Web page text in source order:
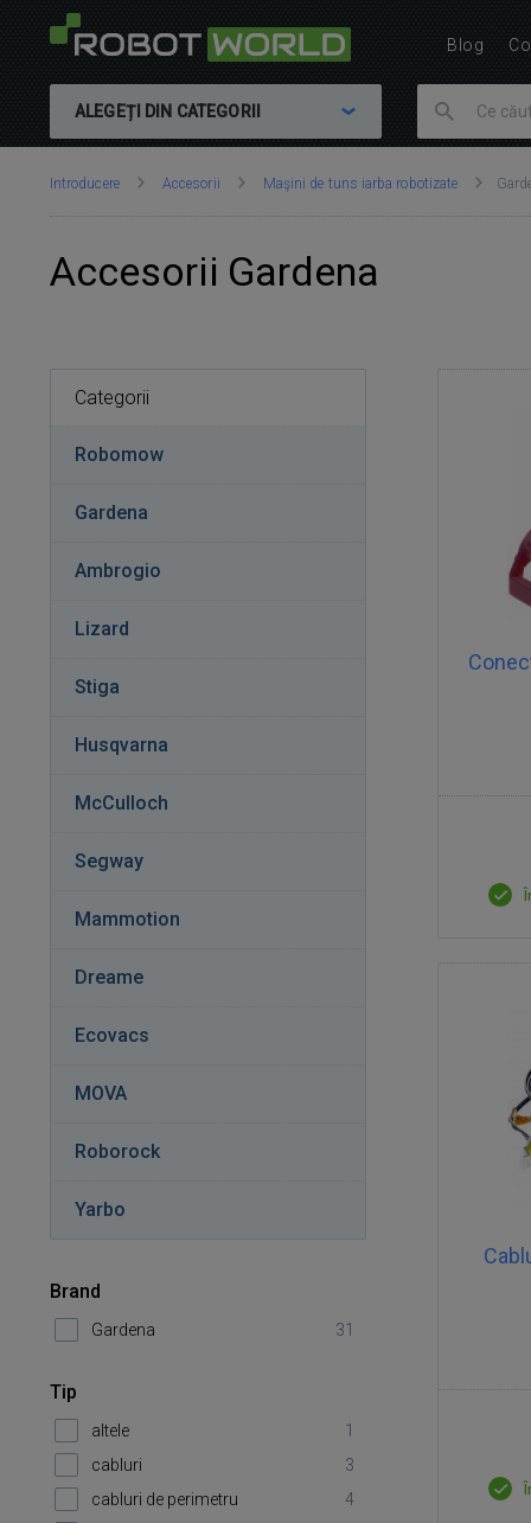
ALEGEȚI DIN CATEGORII
Vă
Introducere Accesorii Maşini de tuns iarba robotizate
Accesorii Gardena
Categorii
Robomow
Gardena
Ambrogio
Lizard
Stiga
Husqvarna
McCulloch
Segway
Mammotion
Dreame
Ecovacs
MOVA
Roborock
Yarbo
Brand
Gardena 31
Tip
altele
1
cabluri
3
cabluri de perimetru
4
Blog